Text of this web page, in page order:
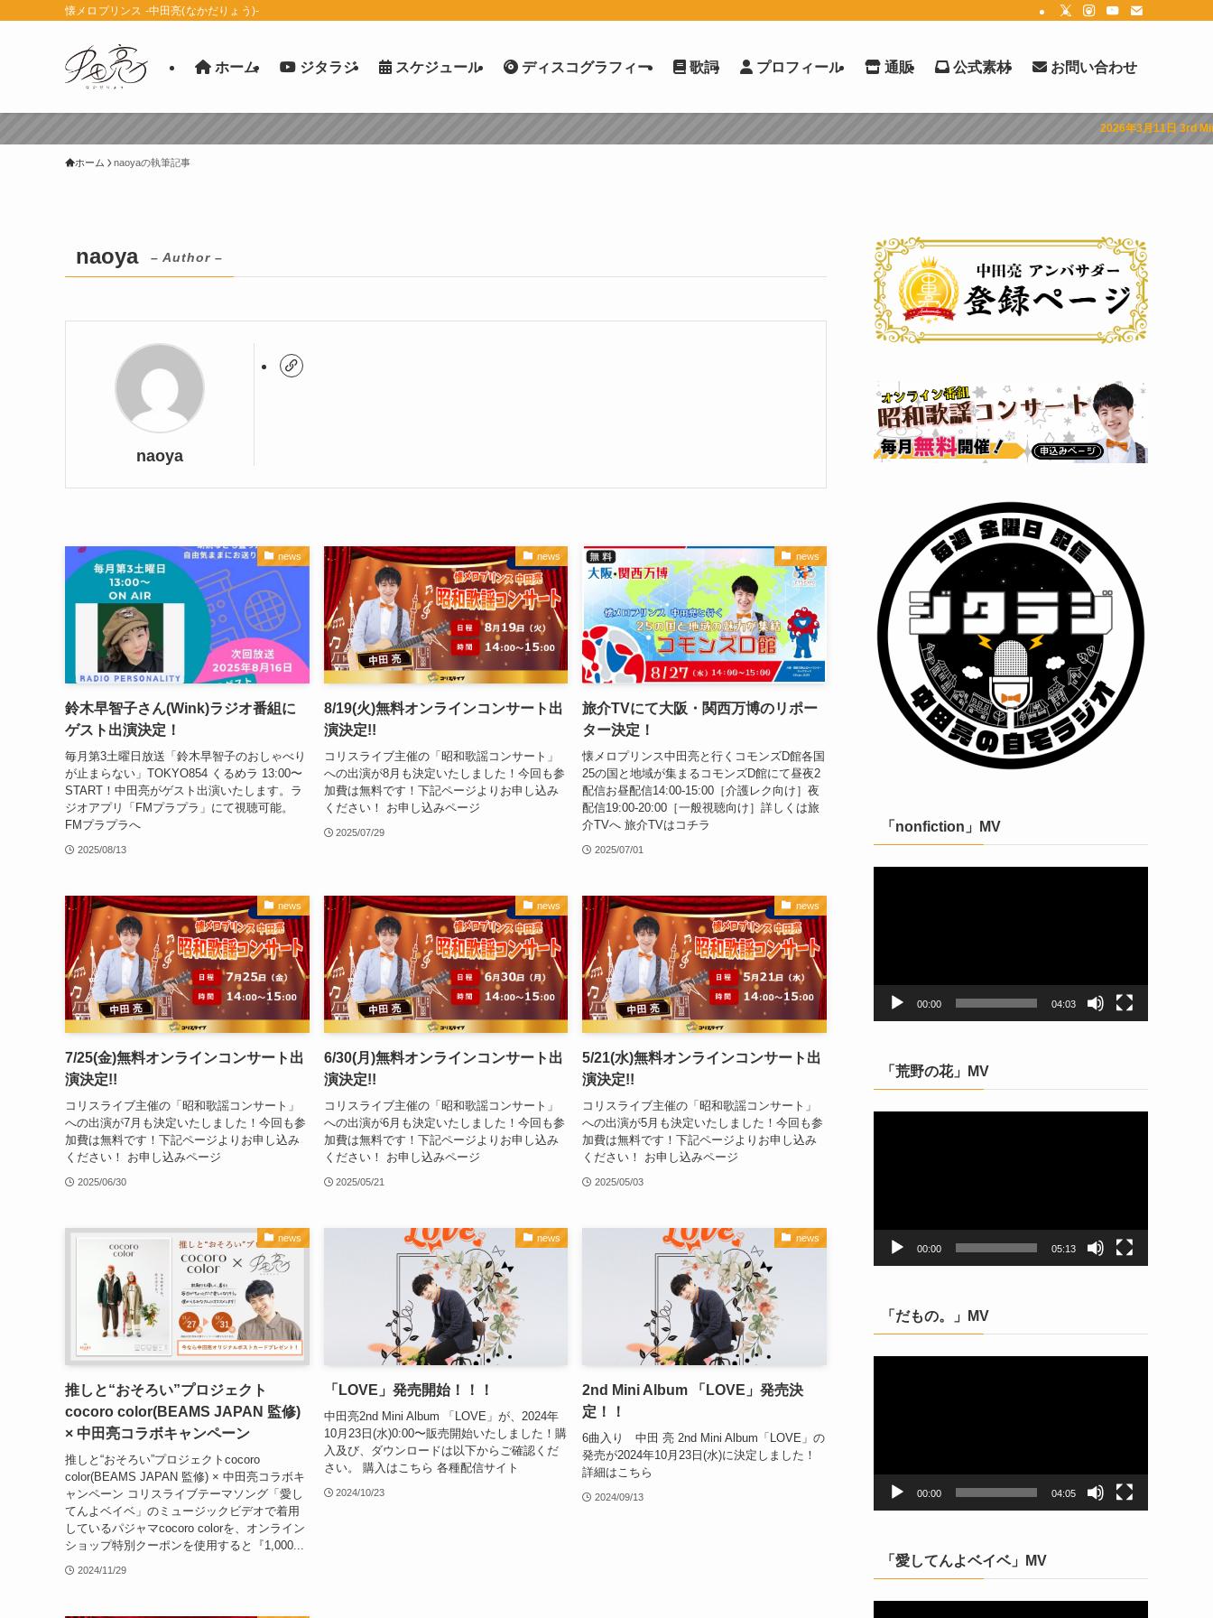
懐メロプリンス -中田亮(なかだりょう)-
ホーム ジタラジ スケジュール ディスコグラフィー 歌詞 プロフィール 通販 公式素材 お問い合わせ
2026年3月11日 3rd Mini Album「
ホーム naoyaの執筆記事
naoya – Author –
naoya
news
鈴木早智子さん(Wink)ラジオ番組に
ゲスト出演決定！
毎月第3土曜日放送「鈴木早智子のおしゃべり
が止まらない」TOKYO854 くるめラ 13:00〜
START！中田亮がゲスト出演いたします。ラ
ジオアプリ「FMプラプラ」にて視聴可能。
FMプラプラへ
2025/08/13
news
8/19(火)無料オンラインコンサート出
演決定!!
コリスライブ主催の「昭和歌謡コンサート」
への出演が8月も決定いたしました！今回も参
加費は無料です！下記ページよりお申し込み
ください！ お申し込みページ
2025/07/29
news
旅介TVにて大阪・関西万博のリポー
ター決定！
懐メロプリンス中田亮と行くコモンズD館各国
25の国と地域が集まるコモンズD館にて昼夜2
配信お昼配信14:00-15:00［介護レク向け］夜
配信19:00-20:00［一般視聴向け］詳しくは旅
介TVへ 旅介TVはコチラ
2025/07/01
news
7/25(金)無料オンラインコンサート出
演決定!!
コリスライブ主催の「昭和歌謡コンサート」
への出演が7月も決定いたしました！今回も参
加費は無料です！下記ページよりお申し込み
ください！ お申し込みページ
2025/06/30
news
6/30(月)無料オンラインコンサート出
演決定!!
コリスライブ主催の「昭和歌謡コンサート」
への出演が6月も決定いたしました！今回も参
加費は無料です！下記ページよりお申し込み
ください！ お申し込みページ
2025/05/21
news
5/21(水)無料オンラインコンサート出
演決定!!
コリスライブ主催の「昭和歌謡コンサート」
への出演が5月も決定いたしました！今回も参
加費は無料です！下記ページよりお申し込み
ください！ お申し込みページ
2025/05/03
news
推しと“おそろい”プロジェクト
cocoro color(BEAMS JAPAN 監修)
× 中田亮コラボキャンペーン
推しと“おそろい”プロジェクトcocoro
color(BEAMS JAPAN 監修) × 中田亮コラボキ
ャンペーン コリスライブテーマソング「愛し
てんよベイベ」のミュージックビデオで着用
しているパジャマcocoro colorを、オンライン
ショップ特別クーポンを使用すると『1,000...
2024/11/29
news
「LOVE」発売開始！！！
中田亮2nd Mini Album 「LOVE」が、2024年
10月23日(水)0:00〜販売開始いたしました！購
入及び、ダウンロードは以下からご確認くだ
さい。 購入はこちら 各種配信サイト
2024/10/23
news
2nd Mini Album 「LOVE」発売決
定！！
6曲入り 中田 亮 2nd Mini Album「LOVE」の
発売が2024年10月23日(水)に決定しました！
詳細はこちら
2024/09/13
「nonfiction」MV
00:00 04:03
「荒野の花」MV
00:00 05:13
「だもの。」MV
00:00 04:05
「愛してんよベイベ」MV